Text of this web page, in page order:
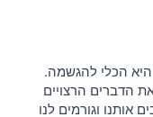
הכלי להגשמה.
הדברים הרצויים
וגורמים לנו